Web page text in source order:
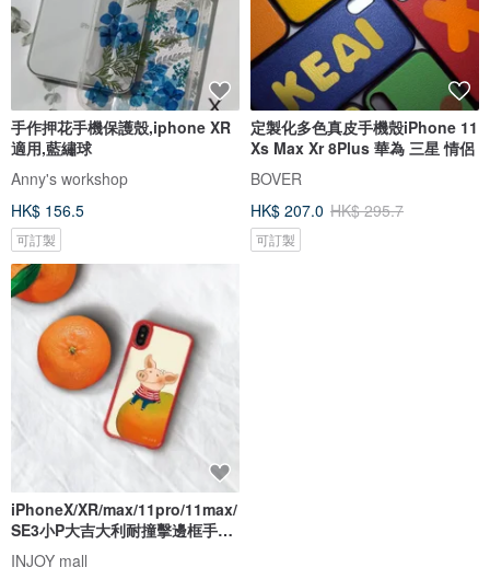
手作押花手機保護殼,iphone XR
適用,藍繡球
Anny's workshop
HK$ 156.5
可訂製
定製化多色真皮手機殼iPhone 11
Xs Max Xr 8Plus 華為 三星 情侶
BOVER
HK$ 207.0 HK$ 295.7
可訂製
iPhoneX/XR/max/11pro/11max/
SE3小P大吉大利耐撞擊邊框手機
殼
INJOY mall